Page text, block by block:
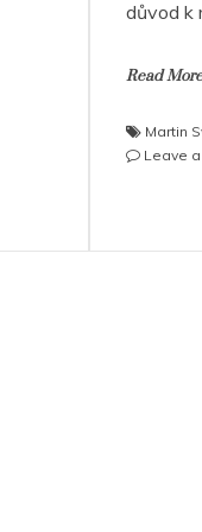
důvod k
Read More
Martin
Leave